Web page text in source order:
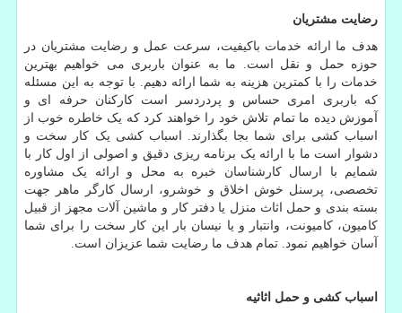
رضایت مشتریان
هدف ما ارائه خدمات باکیفیت، سرعت عمل و رضایت مشتریان در
حوزه حمل و نقل است. ما به عنوان باربری می خواهیم بهترین
خدمات را با کمترین هزینه به شما ارائه دهیم. با توجه به این مسئله
که باربری امری حساس و پردردسر است کارکنان حرفه ای و
آموزش دیده ما تمام تلاش خود را خواهند کرد که یک خاطره خوب از
اسباب کشی برای شما بجا بگذارند. اسباب کشی یک کار سخت و
دشوار است ما با ارائه یک برنامه ریزی دقیق و اصولی از اول کار با
شمایم با ارسال کارشناسان خبره به محل و ارائه یک مشاوره
تخصصی، پرسنل خوش اخلاق و خوشرو، ارسال کارگر ماهر جهت
بسته بندی و حمل اثاث منزل یا دفتر کار و ماشین آلات مجهز از قبیل
کامیون، کامیونت، وانتبار و یا نیسان بار این کار سخت را برای شما
آسان خواهیم نمود. تمام هدف ما رضایت شما عزیزان است
اسباب کشی و حمل اثاثیه